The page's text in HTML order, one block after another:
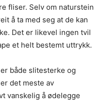
fliser. Selv om naturstein
å ta med seg at de kan
Det er likevel ingen tvil
et helt bestemt uttrykk.
både slitesterke og
det meste av
vanskelig å ødelegge